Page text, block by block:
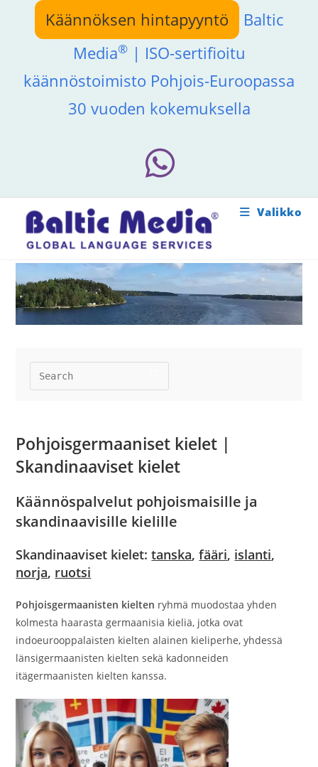
sisältöön
Käännöksen hintapyyntö
Baltic
Media®| ISO-sertifioitu
käännöstoimisto Pohjois-Euroopassa
30 vuoden kokemuksella
Valikko
Pohjoisgermaaniset kielet |
Skandinaaviset kielet
Käännöspalvelut pohjoismaisille ja
skandinaavisille kielille
Skandinaaviset kielet:tanska,fääri, islanti,
norja, ruotsi
Pohjoisgermaanisten kielten ryhmä muodostaa yhden
kolmesta haarasta germaanisia kieliä, jotka ovat
indoeurooppalaisten kielten alainen kieliperhe, yhdessä
länsigermaanisten kielten sekä kadonneiden
itägermaanisten kielten kanssa.